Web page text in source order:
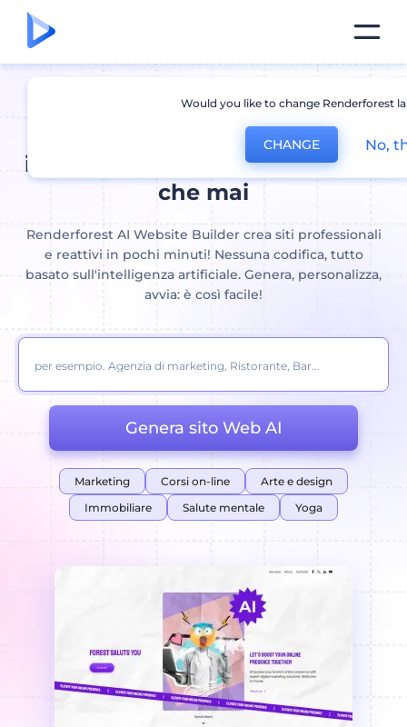
Costruttore di siti Web AI: Crea
il tuo sito web più velocemente
che mai
Renderforest AI Website Builder crea siti professionali
e reattivi in ​​pochi minuti! Nessuna codifica, tutto
basato sull'intelligenza artificiale. Genera, personalizza,
avvia: è così facile!
Genera sito Web AI
Marketing Corsi on-line
Arte e design
Immobiliare
Salute mentale Yoga
Would you like to change Renderforest
CHANGE No,